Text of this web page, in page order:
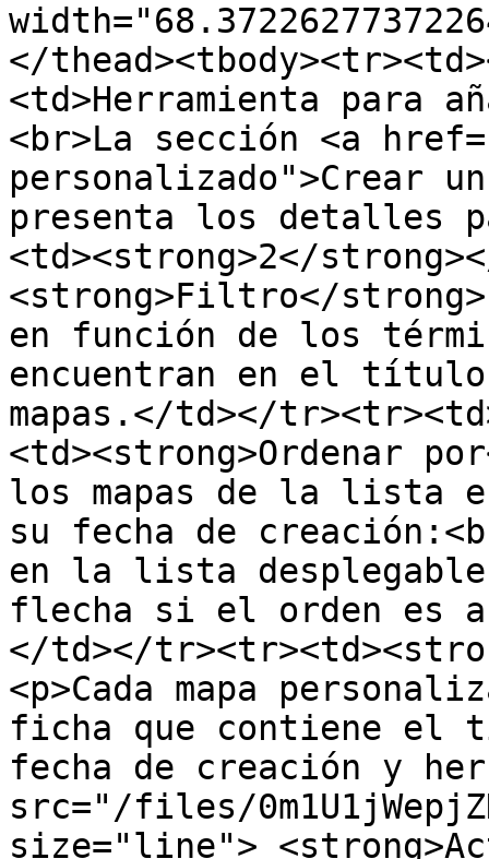
</
<td>Herramienta para
<br>La sección <a
personalizado">Crear
presenta los detalles
<td><strong>2</
<strong>Filtro</
en función de los
encuentran en el
mapas.</td></
<td><strong>Ordenar
los mapas de la lista
su fecha de
en la lista
flecha si el orden es
</td></
<p>Cada mapa
ficha que contiene
fecha de creación y
src="/files/
size="line">